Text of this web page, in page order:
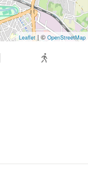
Leaflet| © OpenStreetMap